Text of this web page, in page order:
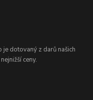
je dotovaný z darů našich
ceny.